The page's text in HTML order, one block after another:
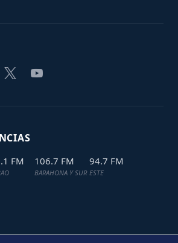
FM 106.7 FM
BARAHONA Y SUR
94.7 FM
ESTE